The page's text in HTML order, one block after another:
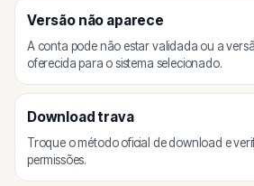
Versão não aparece
A conta pode não estar validada ou a
oferecida para o sistema selecionado.
Download trava
Troque o método oficial de download e
permissões.